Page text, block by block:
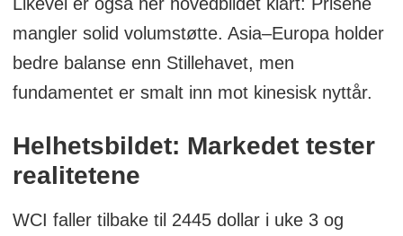
Likevel er også her hovedbildet klart: Prisene
mangler solid volumstøtte. Asia–Europa holder
bedre balanse enn Stillehavet, men
fundamentet er smalt inn mot kinesisk nyttår.
Helhetsbildet: Markedet tester
realitetene
WCI faller tilbake til 2445 dollar i uke 3 og